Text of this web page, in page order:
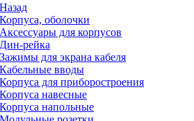
Назад
Корпуса, оболочки
Аксессуары для корпусов
Дин-рейка
Зажимы для экрана кабеля
Кабельные вводы
Корпуса для приборостроения
Корпуса навесные
Корпуса напольные